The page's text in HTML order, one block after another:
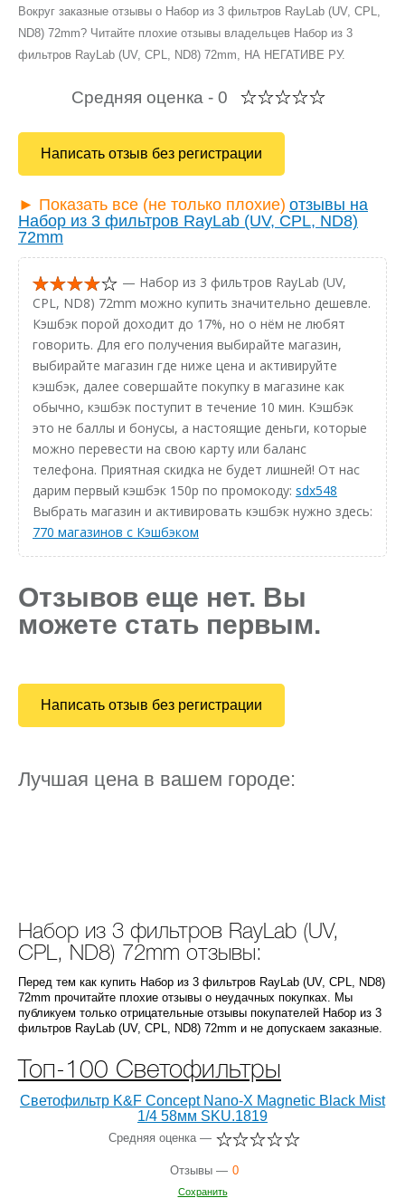
Вокруг заказные отзывы о Набор из 3 фильтров RayLab (UV, CPL,
ND8) 72mm? Читайте плохие отзывы владельцев Набор из 3
фильтров RayLab (UV, CPL, ND8) 72mm, НА НЕГАТИВЕ РУ.
Средняя оценка - 0
Написать отзыв без регистрации
► Показать все (не только плохие) отзывы на
Набор из 3 фильтров RayLab (UV, CPL, ND8)
72mm
— Набор из 3 фильтров RayLab (UV,
CPL, ND8) 72mm можно купить значительно дешевле.
Кэшбэк порой доходит до 17%, но о нём не любят
говорить. Для его получения выбирайте магазин,
выбирайте магазин где ниже цена и активируйте
кэшбэк, далее совершайте покупку в магазине как
обычно, кэшбэк поступит в течение 10 мин. Кэшбэк
это не баллы и бонусы, а настоящие деньги, которые
можно перевести на свою карту или баланс
телефона. Приятная скидка не будет лишней! От нас
дарим первый кэшбэк 150р по промокоду: sdx548
Выбрать магазин и активировать кэшбэк нужно здесь:
770 магазинов с Кэшбэком
Отзывов еще нет. Вы
можете стать первым.
Написать отзыв без регистрации
Лучшая цена в вашем городе:
Набор из 3 фильтров RayLab (UV,
CPL, ND8) 72mm отзывы:
Перед тем как купить Набор из 3 фильтров RayLab (UV, CPL, ND8)
72mm прочитайте плохие отзывы о неудачных покупках. Мы
публикуем только отрицательные отзывы покупателей Набор из 3
фильтров RayLab (UV, CPL, ND8) 72mm и не допускаем заказные.
Топ-100 Светофильтры
Светофильтр K&F Concept Nano-X Magnetic Black Mist
1/4 58мм SKU.1819
Средняя оценка —
Отзывы — 0
Сохранить